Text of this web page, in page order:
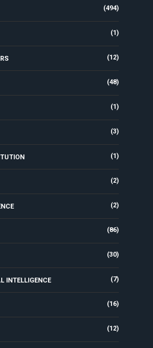
(494)
(1)
(12)
(48)
(1)
(3)
(1)
(2)
(2)
(86)
(30)
INTELLIGENCE (7)
(16)
(12)